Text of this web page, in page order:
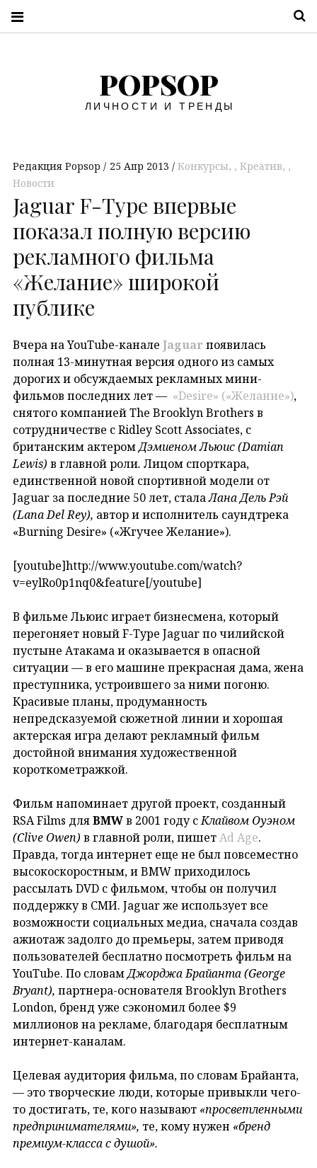
POPSOP
ЛИЧНОСТИ И ТРЕНДЫ
Редакция Popsop 25 Апр 2013 Конкурсы, Креатив,
Новости
Jaguar F-Type впервые
показал полную версию
рекламного фильма
«Желание» широкой
публике
Вчера на YouTube-канале Jaguarпоявилась
полная 13-минутная версия одного из самых
дорогих и обсуждаемых рекламных мини-
фильмов последних лет — «Desire» («Желание»),
снятого компанией The Brooklyn Brothers в
сотрудничестве с Ridley Scott Associates, с
британским актеромДэмиеном Льюис (Damian
Lewis) в главной роли. Лицом спорткара,
единственной новой спортивной модели от
Jaguar за последние 50 лет, сталаЛана Дель Рэй
(Lana Del Rey), автор и исполнитель саундтрека
«Burning Desire» («Жгучее Желание»).
[youtube]http://www.youtube.com/watch?
v=eylRo0p1nq0&feature[/youtube]
В фильме Льюис играет бизнесмена, который
перегоняет новый F-Type Jaguar по чилийской
пустыне Атакама и оказывается в опасной
ситуации — в его машине прекрасная дама, жена
преступника, устроившего за ними погоню.
Красивые планы, продуманность
непредсказуемой сюжетной линии и хорошая
актерская игра делают рекламный фильм
достойной внимания художественной
короткометражкой.
Фильм напоминает другой проект, созданный
RSA Films дляBMWв 2001 году сКлайвом Оуэном
(Clive Owen) в главной роли, пишетAd Age.
Правда, тогда интернет еще не был повсеместно
высокоскоростным, и BMW приходилось
рассылать DVD с фильмом, чтобы он получил
поддержку в СМИ. Jaguar же использует все
возможности социальных медиа, сначала создав
ажиотаж задолго до премьеры, затем приводя
пользователей бесплатно посмотреть фильм на
YouTube. По словамДжорджа Брайанта (George
Bryant), партнера-основателя Brooklyn Brothers
London, бренд уже сэкономил более $9
миллионов на рекламе, благодаря бесплатным
интернет-каналам.
Целевая аудитория фильма, по словам Брайанта,
— это творческие люди, которые привыкли чего-
то достигать, те, кого называют «просветленными
предпринимателями», те, кому нужен «бренд
премиум-класса с душой».